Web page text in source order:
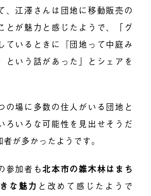
、江澤さんは団地に移動販売の
とが魅力と感じたようで、「グ
ているときに『団地って中庭み
という話があった」とシェアを
の場に多数の住人がいる団地と
ろいろな可能性を見出せそうだ
が多かったようです。
参加者も北本市の雑木林はまち
な魅力 と改めて感じたようで